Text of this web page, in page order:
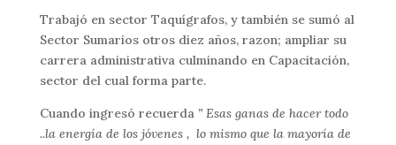
Trabajó en sector Taquígrafos, y también se sumó al
Sector Sumarios otros diez años, razon; ampliar su
carrera administrativa culminando en Capacitación,
sector del cual forma parte.
Cuando ingresó recuerda” Esas ganas de hacer todo
..la energía de los jóvenes , lo mismo que la mayoría de